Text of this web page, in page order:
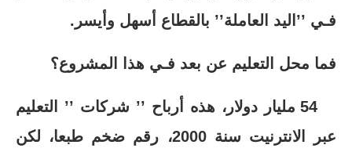
فـي ’’اليد العاملة’’ بالقطاع أسهل وأيسر.
فما محل التعليم عن بعد فـي هذا المشروع؟
54 مليار دولار، هذه أرباح ’’ شركات ’’ التعليم
عبر الانترنيت سنة 2000، رقم ضخم طبعا، لكن